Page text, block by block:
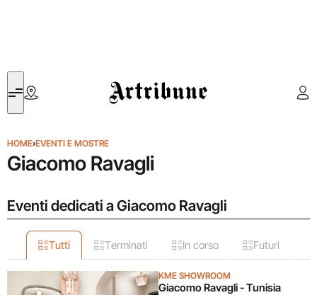
Artribune
HOME›EVENTI E MOSTRE
Giacomo Ravagli
Eventi dedicati a Giacomo Ravagli
Tutti Terminati In corso Futuri
KME SHOWROOM
Giacomo Ravagli - Tunisia